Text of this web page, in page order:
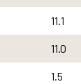
11.1
11.0
1.5